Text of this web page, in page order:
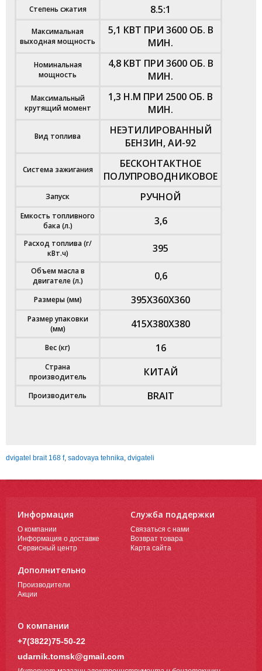
Степень сжатия 8.5:1
Максимальная
выходная мощность
5,1 КВТ ПРИ 3600 ОБ. В
МИН.
Номинальная
мощность
4,8 КВТ ПРИ 3600 ОБ. В
МИН.
Максимальный
крутящий момент
1,3 Н.М ПРИ 2500 ОБ. В
МИН.
Вид топлива
НЕЭТИЛИРОВАННЫЙ
БЕНЗИН, АИ-92
Система зажигания
БЕСКОНТАКТНОЕ
ПОЛУПРОВОДНИКОВОЕ
Запуск РУЧНОЙ
Емкость топливного
бака (л.)
3,6
Расход топлива (г/
кВт.ч)
395
Объем масла в
двигателе (л.)
0,6
Размеры (мм) 395Х360Х360
Размер упаковки
(мм)
415Х380Х380
Вес (кг) 16
Страна
производитель
КИТАЙ
Производитель BRAIT
dvigatel brait 168 f, sadovaya tehnika, dvigateli
Информация
О компании
Информация о доставке
Сервисный центр
Служба поддержки
Связаться с нами
Возврат товара
Карта сайта
Дополнительно
Производители
Акции
О компании
+7(3822)75-50-22
udarnik.tomsk@gmail.com